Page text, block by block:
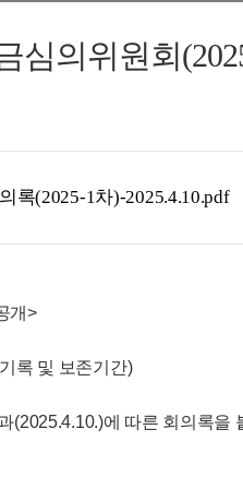
심의위원회
록(2025-1차)-2025.4.10.pdf
개>
록 및 보존기간)
(2025.4.10.)에 따른 회의록을